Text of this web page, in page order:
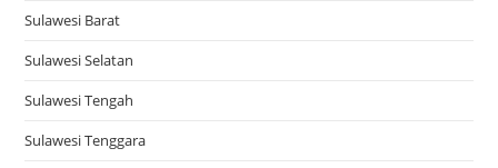
Sulawesi Barat
Sulawesi Selatan
Sulawesi Tengah
Sulawesi Tenggara